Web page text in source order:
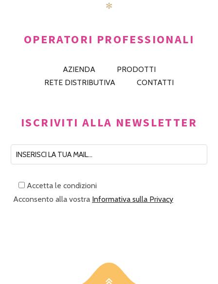
✻
OPERATORI PROFESSIONALI
AZIENDA
PRODOTTI
RETE DISTRIBUTIVA
CONTATTI
ISCRIVITI ALLA NEWSLETTER
Accetta le condizioni
Acconsento alla vostra Informativa sulla Privacy